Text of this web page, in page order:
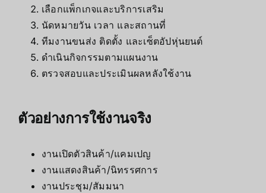
เลือกแพ็กเกจและบริการเสริม
นัดหมายวัน เวลา และสถานที่
ทีมงานขนส่ง ติดตั้ง และเซ็ตอัปหุ่นยนต์
ดำเนินกิจกรรมตามแผนงาน
ตรวจสอบและประเมินผลหลังใช้งาน
ตัวอย่างการใช้งานจริง
งานเปิดตัวสินค้า/แคมเปญ
งานแสดงสินค้า/นิทรรศการ
งานประชุม/สัมมนา